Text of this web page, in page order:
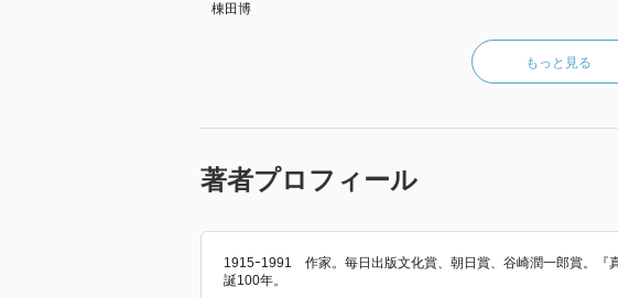
ただ、本作で書かれた"戦争"の一面は議論の的とな
だと思います。
なお、本書は岩波文庫版でページ数が600ページほ
棟田博
もっと見る
著者プロフィール
1915ｰ1991 作家。毎日出版文化賞、朝日賞、谷崎潤一郎賞。『
誕100年。